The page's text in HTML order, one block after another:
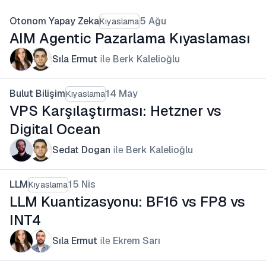
Otonom Yapay ZekaKıyaslama5 Ağu
AIM Agentic Pazarlama Kıyaslaması
Sıla Ermut ile Berk Kalelioğlu
Bulut BilişimKıyaslama14 May
VPS Karşılaştırması: Hetzner vs
Digital Ocean
Sedat Dogan ile Berk Kalelioğlu
LLMKıyaslama15 Nis
LLM Kuantizasyonu: BF16 vs FP8 vs
INT4
Sıla Ermut ile Ekrem Sarı